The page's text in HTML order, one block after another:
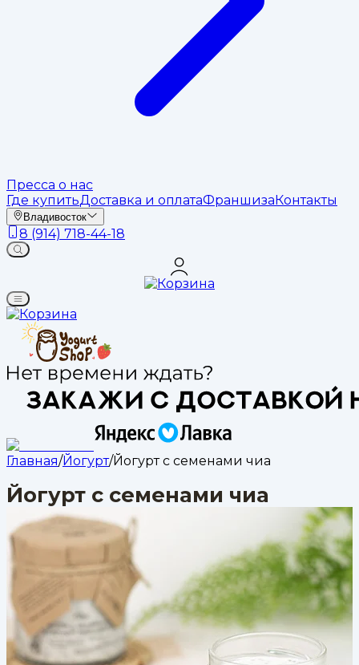
Пресса о нас
Где купитьДоставка и оплатаФраншизаКонтакты
Владивосток
8 (914) 718-44-18
Главная/Йогурт/Йогурт с семенами чиа
Йогурт с семенами чиа